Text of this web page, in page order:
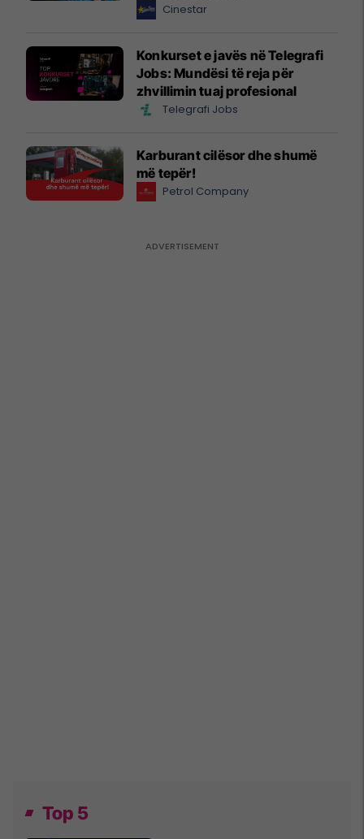
Cinestar
Konkurset e javës në Telegrafi
Jobs: Mundësi të reja për
zhvillimin tuaj profesional
Telegrafi Jobs
Karburant cilësor dhe shumë
më tepër!
Petrol Company
Top 5